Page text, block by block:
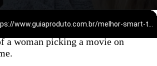
a woman picking a movie on